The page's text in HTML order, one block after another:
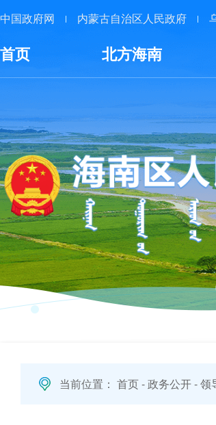
中国政府网 内蒙古自治区人民政府
首页 北方海南
当前位置： 首页-政务公开-领